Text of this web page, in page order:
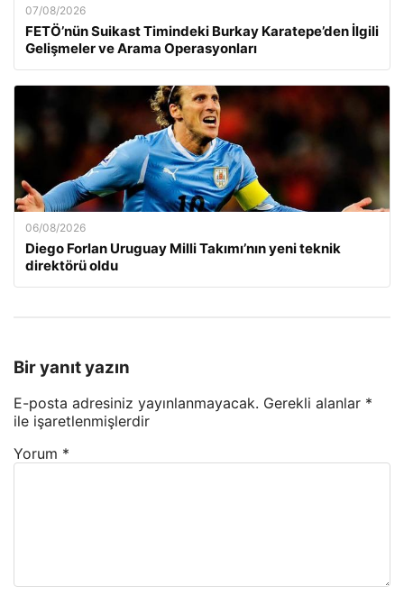
07/08/2026
FETÖ’nün Suikast Timindeki Burkay Karatepe’den İlgili
Gelişmeler ve Arama Operasyonları
06/08/2026
Diego Forlan Uruguay Milli Takımı’nın yeni teknik
direktörü oldu
Bir yanıt yazın
E-posta adresiniz yayınlanmayacak. Gerekli alanlar *
ile işaretlenmişlerdir
Yorum *